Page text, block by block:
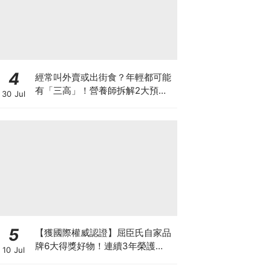
4
30 Jul
經常叫外賣或出街食？年輕都可能
有「三高」！營養師拆解2大預防
5
10 Jul
【獲國際權威認證】屈臣氏自家品
牌6大得獎好物！連續3年榮護